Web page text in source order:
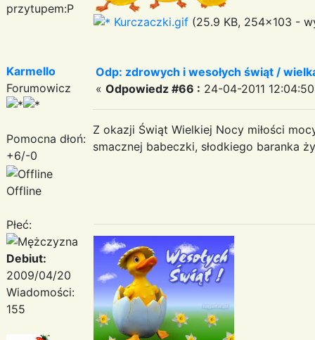
przytupem:P
Kurczaczki.gif (25.9 KB, 254x103 -
Karmello
Forumowicz
Pomocna dłoń:
+6/-0
Offline
Płeć:
Debiut:
2009/04/20
Wiadomości:
155
Odp: zdrowych i wesołych świąt /
« Odpowiedz #66 : 24-04-2011
Z okazji Świąt Wielkiej Nocy miłości
smacznej babeczki, słodkiego baranka